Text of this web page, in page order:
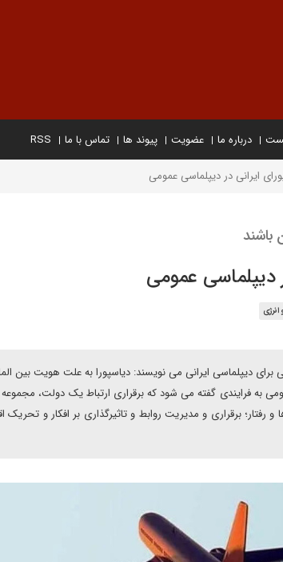
درباره ما عضویت پیوند ها تماس با ما RSS
ایرانی در دیپلماسی عمومی
باشند
دیپلماسی عمومی
دیپلماسی ایرانی می نویسند: دیاسپورا به علت هویت بین
به فرایندی گفته می شود که برقراری ارتباط یک دولت،
برقراری و مدیریت روابط و تاثیرگذاری بر افکار و تحریک